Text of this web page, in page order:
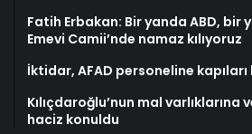
Fatih Erbakan: Bir yanda ABD, bir
Emevi Camii’nde namaz kılıyoruz
İktidar, AFAD personeline
Kılıçdaroğlu’nun mal varlıklarına
haciz konuldu